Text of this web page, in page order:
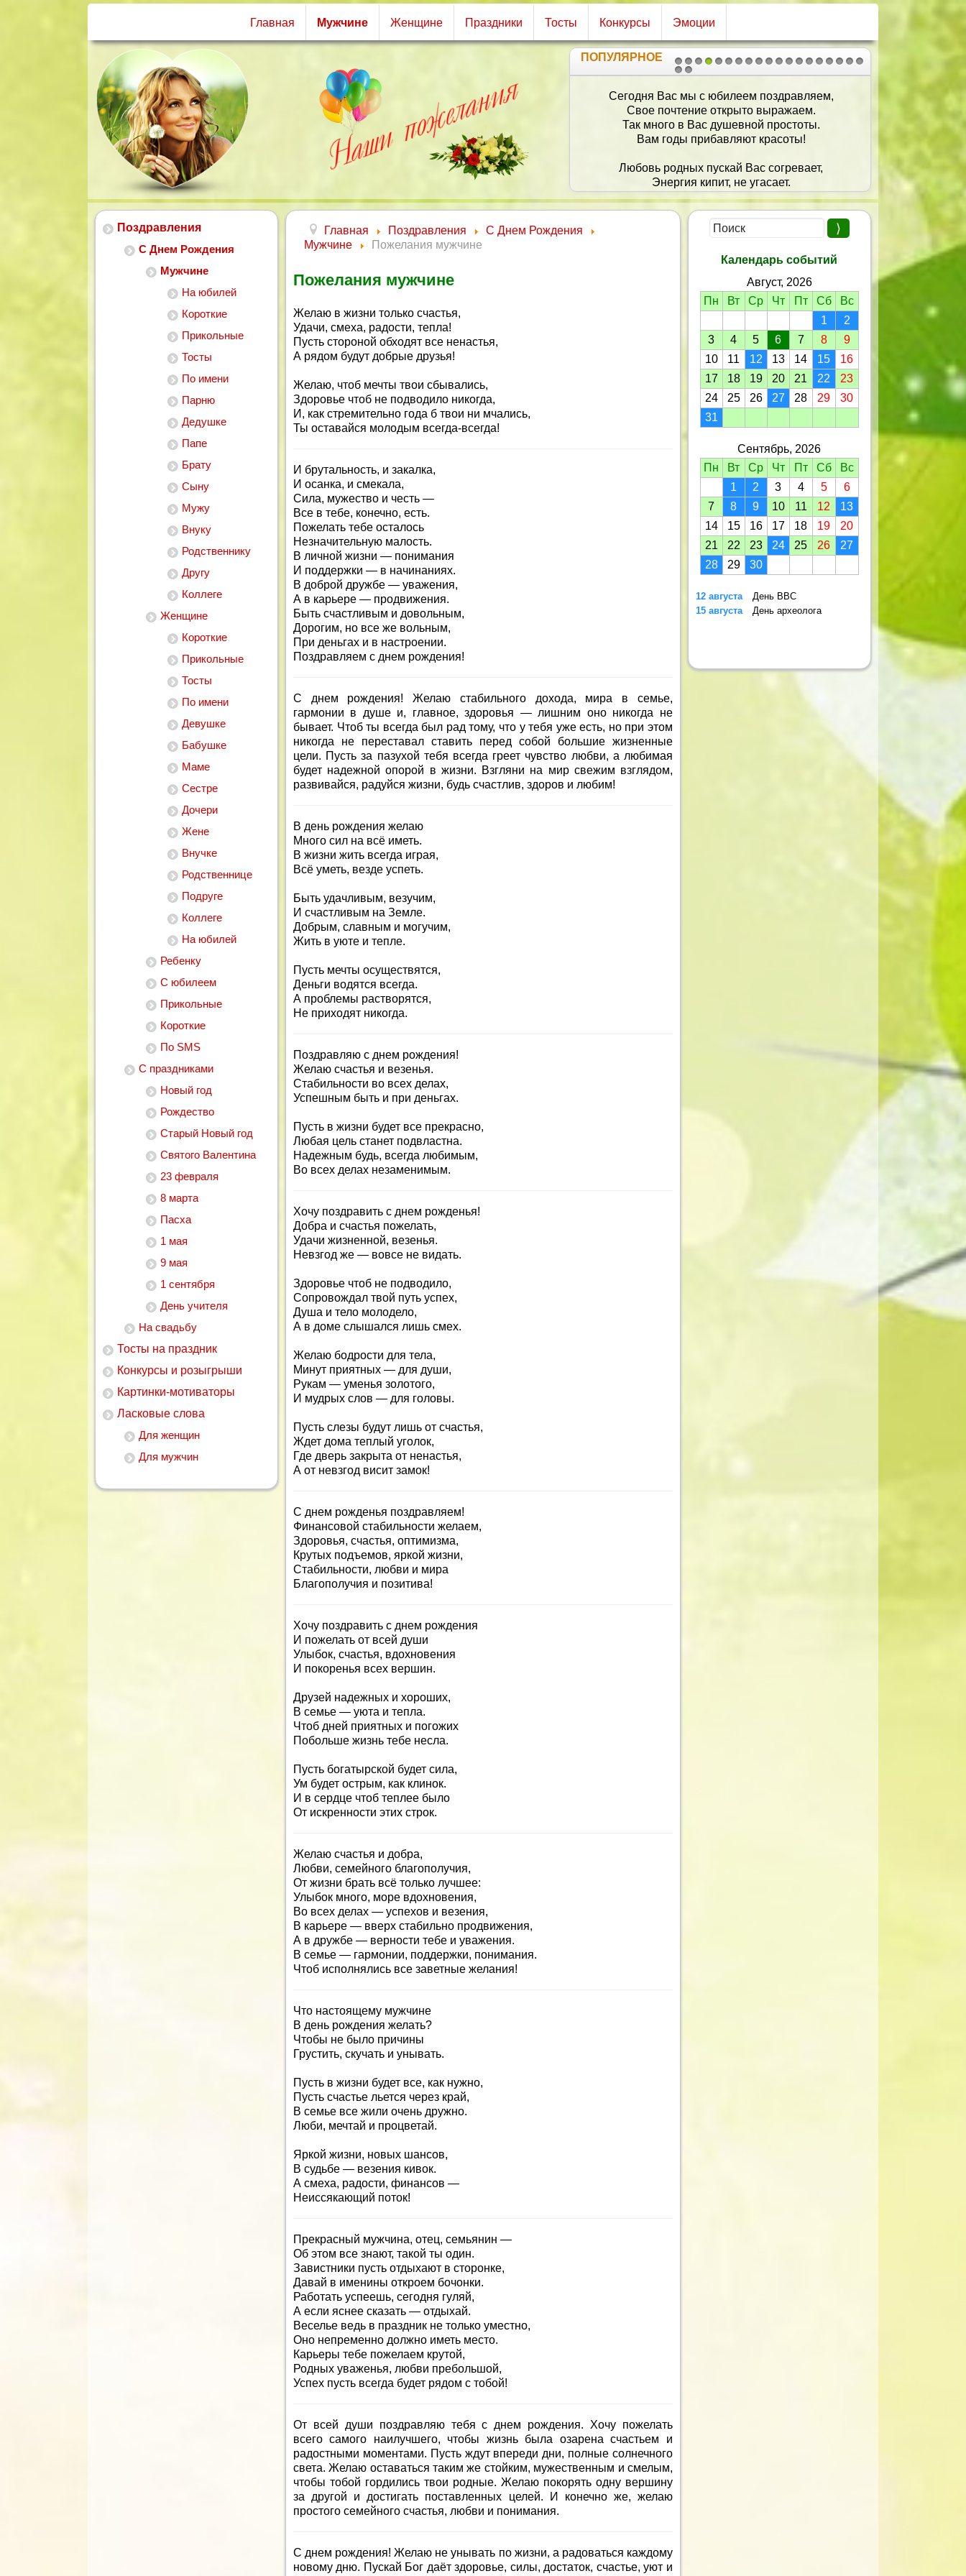
Главная Мужчине Женщине Праздники Тосты Конкурсы Эмоции
1 2
2021
ПОПУЛЯРНОЕ
Сегодня Вас мы с юбилеем поздравляем,
Свое почтение открыто выражаем.
Так много в Вас душевной простоты.
Вам годы прибавляют красоты!
Любовь родных пускай Вас согревает,
Энергия кипит, не угасает.
Здоровья крепкого желаем Вам навек,
Вы - самый лучший в мире человек!
Поздравления
С Днем Рождения
Мужчине
На юбилей
Короткие
Прикольные
Тосты
По имени
Парню
Дедушке
Папе
Брату
Сыну
Мужу
Внуку
Родственнику
Другу
Коллеге
Женщине
Короткие
Прикольные
Тосты
По имени
Девушке
Бабушке
Маме
Сестре
Дочери
Жене
Внучке
Родственнице
Подруге
Коллеге
На юбилей
Ребенку
С юбилеем
Прикольные
Короткие
По SMS
С праздниками
Новый год
Рождество
Старый Новый год
Святого Валентина
23 февраля
8 марта
Пасха
1 мая
9 мая
1 сентября
День учителя
На свадьбу
Тосты на праздник
Конкурсы и розыгрыши
Картинки-мотиваторы
Ласковые слова
Для женщин
Для мужчин
Главная Поздравления
С Днем Рождения
Мужчине
Пожелания мужчине
Пожелания мужчине
Желаю в жизни только счастья,
Удачи, смеха, радости, тепла!
Пусть стороной обходят все ненастья,
А рядом будут добрые друзья!
Желаю, чтоб мечты твои сбывались,
Здоровье чтоб не подводило никогда,
И, как стремительно года б твои ни мчались,
Ты оставайся молодым всегда-всегда!
И брутальность, и закалка,
И осанка, и смекала,
Сила, мужество и честь —
Все в тебе, конечно, есть.
Пожелать тебе осталось
Незначительную малость.
В личной жизни — понимания
И поддержки — в начинаниях.
В доброй дружбе — уважения,
А в карьере — продвижения.
Быть счастливым и довольным,
Дорогим, но все же вольным,
При деньгах и в настроении.
Поздравляем с днем рождения!
С днем рождения! Желаю стабильного дохода, мира в семье,
гармонии в душе и, главное, здоровья — лишним оно никогда не
бывает. Чтоб ты всегда был рад тому, что у тебя уже есть, но при этом
никогда не переставал ставить перед собой большие жизненные
цели. Пусть за пазухой тебя всегда греет чувство любви, а любимая
будет надежной опорой в жизни. Взгляни на мир свежим взглядом,
развивайся, радуйся жизни, будь счастлив, здоров и любим!
В день рождения желаю
Много сил на всё иметь.
В жизни жить всегда играя,
Всё уметь, везде успеть.
Быть удачливым, везучим,
И счастливым на Земле.
Добрым, славным и могучим,
Жить в уюте и тепле.
Пусть мечты осуществятся,
Деньги водятся всегда.
А проблемы растворятся,
Не приходят никогда.
Поздравляю с днем рождения!
Желаю счастья и везенья.
Стабильности во всех делах,
Успешным быть и при деньгах.
Пусть в жизни будет все прекрасно,
Любая цель станет подвластна.
Надежным будь, всегда любимым,
Во всех делах незаменимым.
Хочу поздравить с днем рожденья!
Добра и счастья пожелать,
Удачи жизненной, везенья.
Невзгод же — вовсе не видать.
Здоровье чтоб не подводило,
Сопровождал твой путь успех,
Душа и тело молодело,
А в доме слышался лишь смех.
Желаю бодрости для тела,
Минут приятных — для души,
Рукам — уменья золотого,
И мудрых слов — для головы.
Пусть слезы будут лишь от счастья,
Ждет дома теплый уголок,
Где дверь закрыта от ненастья,
А от невзгод висит замок!
С днем рожденья поздравляем!
Финансовой стабильности желаем,
Здоровья, счастья, оптимизма,
Крутых подъемов, яркой жизни,
Стабильности, любви и мира
Благополучия и позитива!
Хочу поздравить с днем рождения
И пожелать от всей души
Улыбок, счастья, вдохновения
И покоренья всех вершин.
Друзей надежных и хороших,
В семье — уюта и тепла.
Чтоб дней приятных и погожих
Побольше жизнь тебе несла.
Пусть богатырской будет сила,
Ум будет острым, как клинок.
И в сердце чтоб теплее было
От искренности этих строк.
Желаю счастья и добра,
Любви, семейного благополучия,
От жизни брать всё только лучшее:
Улыбок много, море вдохновения,
Во всех делах — успехов и везения,
В карьере — вверх стабильно продвижения,
А в дружбе — верности тебе и уважения.
В семье — гармонии, поддержки, понимания.
Чтоб исполнялись все заветные желания!
Что настоящему мужчине
В день рождения желать?
Чтобы не было причины
Грустить, скучать и унывать.
Пусть в жизни будет все, как нужно,
Пусть счастье льется через край,
В семье все жили очень дружно.
Люби, мечтай и процветай.
Яркой жизни, новых шансов,
В судьбе — везения кивок.
А смеха, радости, финансов —
Неиссякающий поток!
Прекрасный мужчина, отец, семьянин —
Об этом все знают, такой ты один.
Завистники пусть отдыхают в сторонке,
Давай в именины откроем бочонки.
Работать успеешь, сегодня гуляй,
А если яснее сказать — отдыхай.
Веселье ведь в праздник не только уместно,
Оно непременно должно иметь место.
Карьеры тебе пожелаем крутой,
Родных уваженья, любви пребольшой,
Успех пусть всегда будет рядом с тобой!
От всей души поздравляю тебя с днем рождения. Хочу пожелать
всего самого наилучшего, чтобы жизнь была озарена счастьем и
радостными моментами. Пусть ждут впереди дни, полные солнечного
света. Желаю оставаться таким же стойким, мужественным и смелым,
чтобы тобой гордились твои родные. Желаю покорять одну вершину
за другой и достигать поставленных целей. И конечно же, желаю
простого семейного счастья, любви и понимания.
С днем рождения! Желаю не унывать по жизни, а радоваться каждому
новому дню. Пускай Бог даёт здоровье, силы, достаток, счастье, уют и
Календарь событий
Август, 2026
Пн
Вт Ср Чт Пт Сб
Вс
1
2
3
4 5 6 7 8
9
10
11 12 13 14 15
16
17
18 19 20 21 22
23
24
25 26 27 28 29
30
31
Сентябрь, 2026
Пн
Вт Ср Чт Пт Сб
Вс
1
2 3 4 5
6
7
8 9 10 11 12
13
14
15 16 17 18 19
20
21
22 23 24 25 26
27
28
29 30
12 августа
День ВВС
15 августа
День археолога